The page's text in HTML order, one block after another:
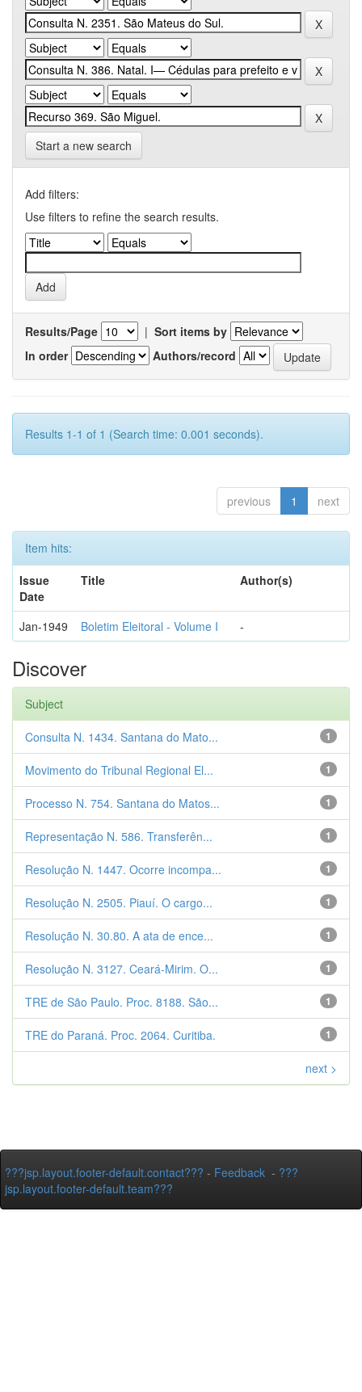
Start a new search
Add filters:
Use filters to refine the search results.
Results/Page | Sort items by
In order
Authors/record
Results 1-1 of 1 (Search time: 0.001 seconds).
previous 1 next
Item hits:
Issue
Date
Title Author(s)
Jan-1949 Boletim Eleitoral - Volume I -
Discover
Subject
1
Consulta N. 1434. Santana do Mato...
1
Movimento do Tribunal Regional El...
1
Processo N. 754. Santana do Matos...
1
Representação N. 586. Transferên...
1
Resolução N. 1447. Ocorre incompa...
1
Resolução N. 2505. Piauí. O cargo...
1
Resolução N. 30.80. A ata de ence...
1
Resolução N. 3127. Ceará-Mirim. O...
1
TRE de São Paulo. Proc. 8188. São...
1
TRE do Paraná. Proc. 2064. Curitiba.
next >
???jsp.layout.footer-default.contact??? - Feedback - ???
jsp.layout.footer-default.team???